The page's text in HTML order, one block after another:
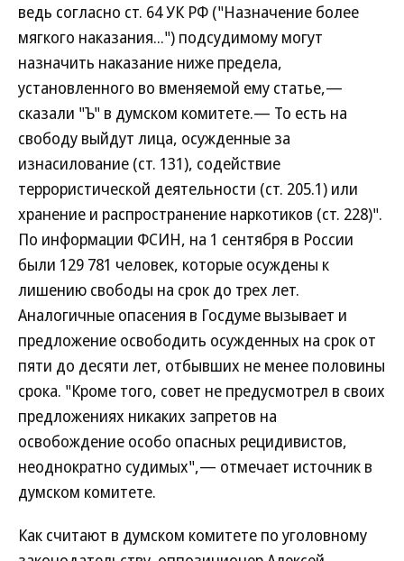
ведь согласно ст. 64 УК РФ ("Назначение более
мягкого наказания...") подсудимому могут
назначить наказание ниже предела,
установленного во вменяемой ему статье,—
сказали "Ъ" в думском комитете.— То есть на
свободу выйдут лица, осужденные за
изнасилование (ст. 131), содействие
террористической деятельности (ст. 205.1) или
хранение и распространение наркотиков (ст. 228)".
По информации ФСИН, на 1 сентября в России
были 129 781 человек, которые осуждены к
лишению свободы на срок до трех лет.
Аналогичные опасения в Госдуме вызывает и
предложение освободить осужденных на срок от
пяти до десяти лет, отбывших не менее половины
срока. "Кроме того, совет не предусмотрел в своих
предложениях никаких запретов на
освобождение особо опасных рецидивистов,
неоднократно судимых",— отмечает источник в
думском комитете.
Как считают в думском комитете по уголовному